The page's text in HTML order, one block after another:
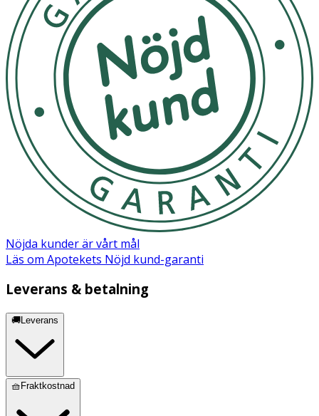
Nöjda kunder är vårt mål
Läs om Apotekets Nöjd kund-garanti
Leverans & betalning
🚚Leverans
🧺Fraktkostnad